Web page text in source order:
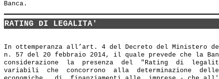
RATING DI LEGALITA'
In ottemperanza all’art. 4 del Decreto del Ministero
n. 57 del 20 febbraio 2014, il quale prevede che la
considerazione  la  presenza  del  "Rating  di
variabili  che  concorrono  alla  determinazione